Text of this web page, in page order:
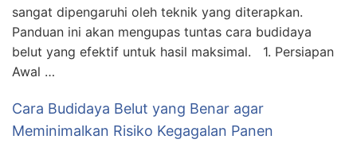
sangat dipengaruhi oleh teknik yang diterapkan.
Panduan ini akan mengupas tuntas cara budidaya
belut yang efektif untuk hasil maksimal. 1. Persiapan
Awal …
Cara Budidaya Belut yang Benar agar
Meminimalkan Risiko Kegagalan Panen